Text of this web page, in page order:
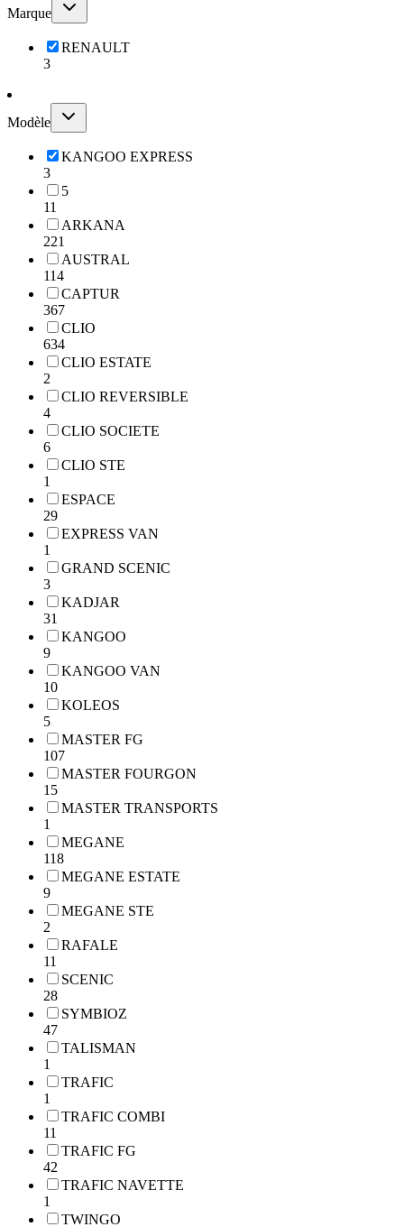
Marque
RENAULT
3
Modèle
KANGOO EXPRESS
3
5
11
ARKANA
221
AUSTRAL
114
CAPTUR
367
CLIO
634
CLIO ESTATE
2
CLIO REVERSIBLE
4
CLIO SOCIETE
6
CLIO STE
1
ESPACE
29
EXPRESS VAN
1
GRAND SCENIC
3
KADJAR
31
KANGOO
9
KANGOO VAN
10
KOLEOS
5
MASTER FG
107
MASTER FOURGON
15
MASTER TRANSPORTS
1
MEGANE
118
MEGANE ESTATE
9
MEGANE STE
2
RAFALE
11
SCENIC
28
SYMBIOZ
47
TALISMAN
1
TRAFIC
1
TRAFIC COMBI
11
TRAFIC FG
42
TRAFIC NAVETTE
1
TWINGO